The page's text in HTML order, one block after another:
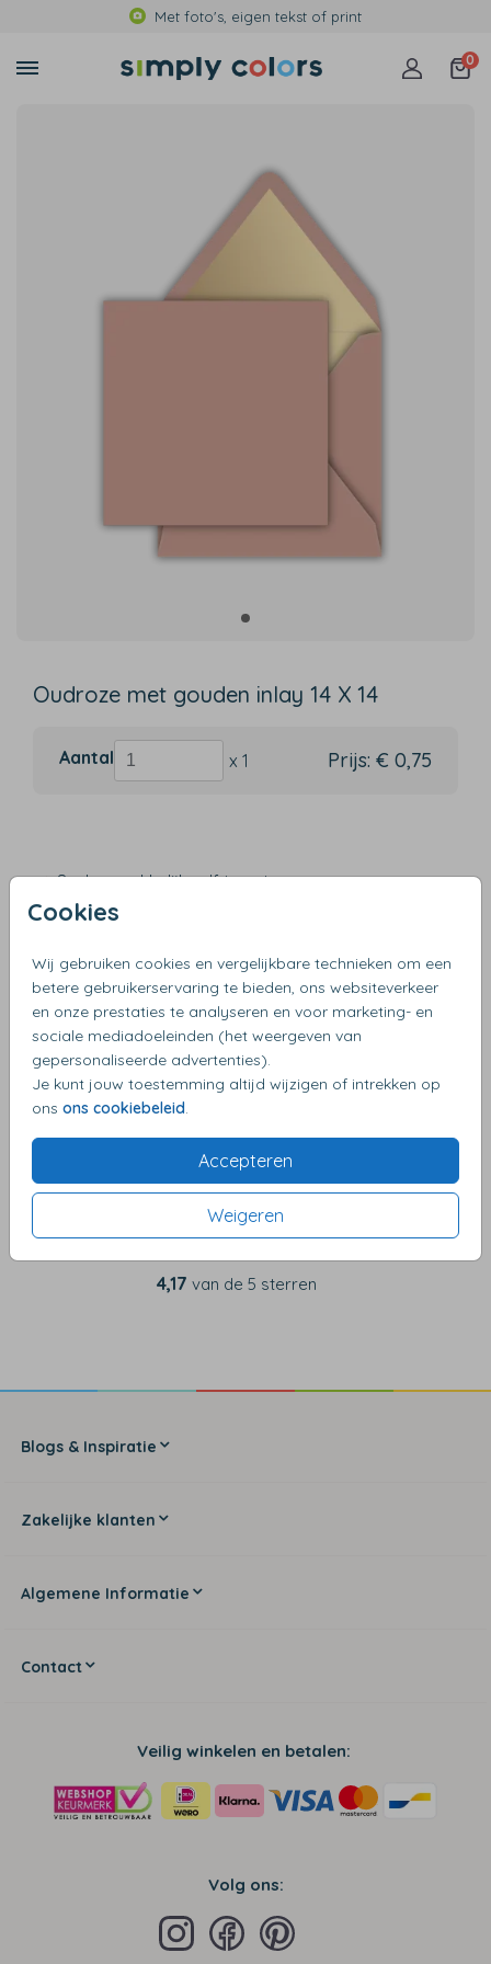
Met foto's, eigen tekst of print
0
Cookies
Wij gebruiken cookies en vergelijkbare technieken om een
betere gebruikerservaring te bieden, ons websiteverkeer
en onze prestaties te analyseren en voor marketing- en
sociale mediadoeleinden (het weergeven van
gepersonaliseerde advertenties).
Je kunt jouw toestemming altijd wijzigen of intrekken op
ons ons cookiebeleid
Accepteren
Weigeren
Oudroze met gouden inlay 14 X 14
Aantal x 1 Prijs: € 0,75
Snel en makkelijk zelf te ontwerpen
Verzending binnen 3 werkdagen
Oudroze met gouden inlay 14 X 14
4,17 van de 5 sterren
Blogs & Inspiratie
Zakelijke klanten
Algemene Informatie
Contact
Veilig winkelen en betalen:
Volg ons: